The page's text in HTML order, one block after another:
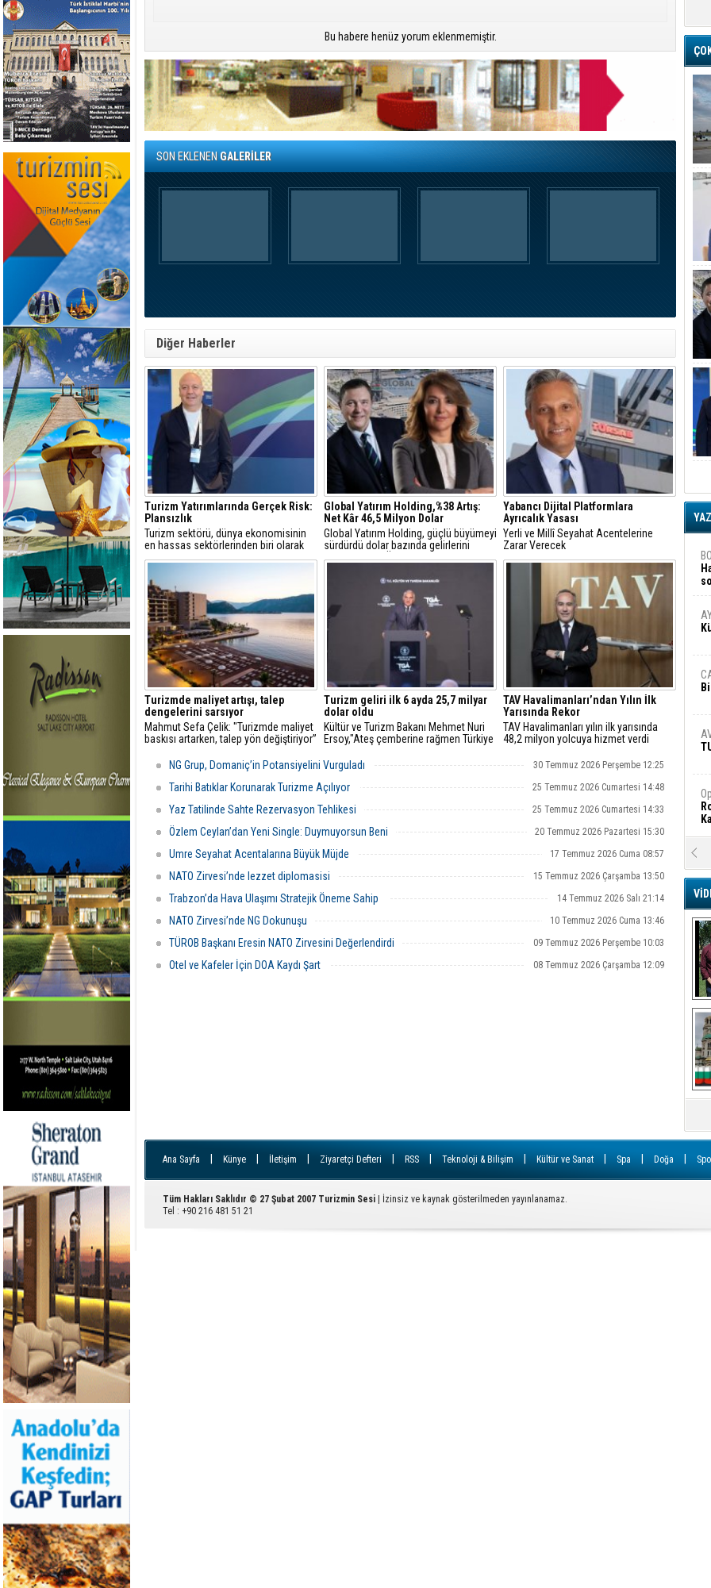
Bu habere henüz yorum eklenmemiştir.
SON EKLENENGALERİLER
Diğer Haberler
Turizm Yatırımlarında Gerçek Risk:
Plansızlık
Turizm sektörü, dünya ekonomisinin
en hassas sektörlerinden biri olarak
görülür
Global Yatırım Holding,%38 Artış:
Net Kâr 46,5 Milyon Dolar
Global Yatırım Holding, güçlü büyümeyi
sürdürdü dolar bazında gelirlerini
yüzde 18, FAVÖK’ünü yüzde 21 artırdı
Yabancı Dijital Platformlara
Ayrıcalık Yasası
Yerli ve Millî Seyahat Acentelerine
Zarar Verecek
Turizmde maliyet artışı, talep
dengelerini sarsıyor
Mahmut Sefa Çelik: "Turizmde maliyet
baskısı artarken, talep yön değiştiriyor”
Turizm geliri ilk 6 ayda 25,7 milyar
dolar oldu
Kültür ve Turizm Bakanı Mehmet Nuri
Ersoy,"Ateş çemberine rağmen Türkiye
TAV Havalimanları’ndan Yılın İlk
Yarısında Rekor
TAV Havalimanları yılın ilk yarısında
48,2 milyon yolcuya hizmet verdi
NG Grup, Domaniç’in Potansiyelini Vurguladı 30 Temmuz 2026 Perşembe 12:25
Tarihi Batıklar Korunarak Turizme Açılıyor 25 Temmuz 2026 Cumartesi 14:48
Yaz Tatilinde Sahte Rezervasyon Tehlikesi 25 Temmuz 2026 Cumartesi 14:33
Özlem Ceylan’dan Yeni Single: Duymuyorsun Beni 20 Temmuz 2026 Pazartesi 15:30
Umre Seyahat Acentalarına Büyük Müjde 17 Temmuz 2026 Cuma 08:57
NATO Zirvesi’nde lezzet diplomasisi 15 Temmuz 2026 Çarşamba 13:50
Trabzon’da Hava Ulaşımı Stratejik Öneme Sahip 14 Temmuz 2026 Salı 21:14
NATO Zirvesi’nde NG Dokunuşu 10 Temmuz 2026 Cuma 13:46
TÜROB Başkanı Eresin NATO Zirvesini Değerlendirdi 09 Temmuz 2026 Perşembe 10:03
Otel ve Kafeler İçin DOA Kaydı Şart 08 Temmuz 2026 Çarşamba 12:09
Ana Sayfa Künye İletişim Ziyaretçi Defteri RSS Teknoloji & Bilişim Kültür ve Sanat Spa Doğa
Tüm Hakları Saklıdır © 27 Şubat 2007 Turizmin Sesi | İzinsiz ve kaynak gösterilmeden yayınlanamaz.
Tel : +90 216 481 51 21